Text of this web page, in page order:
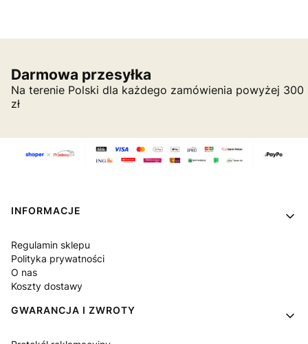
Darmowa przesyłka
Na terenie Polski dla każdego zamówienia powyżej 300
zł
Linki w stopce
INFORMACJE
Regulamin sklepu
Polityka prywatności
O nas
Koszty dostawy
GWARANCJA I ZWROTY